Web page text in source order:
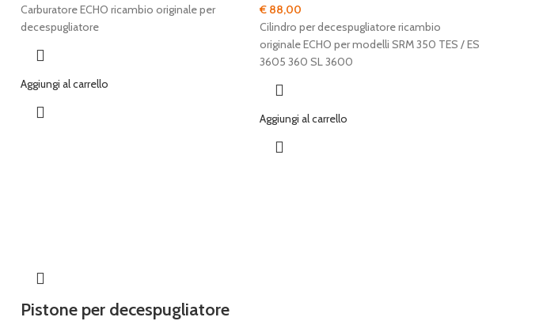
Carburatore ECHO ricambio originale per
decespugliatore
Aggiungi al carrello
€88,00
Cilindro per decespugliatore ricambio
originale ECHO per modelli SRM 350 TES / ES
3605 360 SL 3600
Aggiungi al carrello
Pistone per decespugliatore